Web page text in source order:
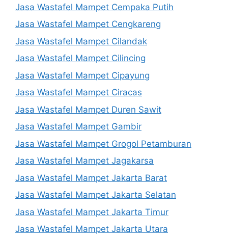
Jasa Wastafel Mampet Cempaka Putih
Jasa Wastafel Mampet Cengkareng
Jasa Wastafel Mampet Cilandak
Jasa Wastafel Mampet Cilincing
Jasa Wastafel Mampet Cipayung
Jasa Wastafel Mampet Ciracas
Jasa Wastafel Mampet Duren Sawit
Jasa Wastafel Mampet Gambir
Jasa Wastafel Mampet Grogol Petamburan
Jasa Wastafel Mampet Jagakarsa
Jasa Wastafel Mampet Jakarta Barat
Jasa Wastafel Mampet Jakarta Selatan
Jasa Wastafel Mampet Jakarta Timur
Jasa Wastafel Mampet Jakarta Utara